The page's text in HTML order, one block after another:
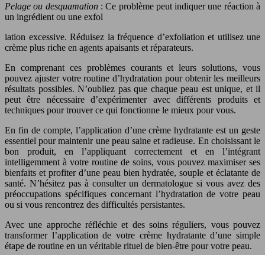
Pelage ou desquamation : Ce problème peut indiquer une réaction à
un ingrédient ou une exfol
iation excessive. Réduisez la fréquence d’exfoliation et utilisez une
crème plus riche en agents apaisants et réparateurs.
En comprenant ces problèmes courants et leurs solutions, vous
pouvez ajuster votre routine d’hydratation pour obtenir les meilleurs
résultats possibles. N’oubliez pas que chaque peau est unique, et il
peut être nécessaire d’expérimenter avec différents produits et
techniques pour trouver ce qui fonctionne le mieux pour vous.
En fin de compte, l’application d’une crème hydratante est un geste
essentiel pour maintenir une peau saine et radieuse. En choisissant le
bon produit, en l’appliquant correctement et en l’intégrant
intelligemment à votre routine de soins, vous pouvez maximiser ses
bienfaits et profiter d’une peau bien hydratée, souple et éclatante de
santé. N’hésitez pas à consulter un dermatologue si vous avez des
préoccupations spécifiques concernant l’hydratation de votre peau
ou si vous rencontrez des difficultés persistantes.
Avec une approche réfléchie et des soins réguliers, vous pouvez
transformer l’application de votre crème hydratante d’une simple
étape de routine en un véritable rituel de bien-être pour votre peau.